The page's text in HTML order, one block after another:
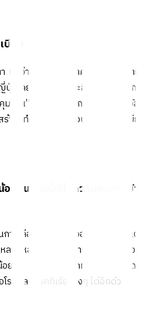
ยบ
นับว่าเป็นจุดเด่นสำคัญที่ทำให้หลายๆ
นเลยก็ว่าได้ เพราะสิ่งสำคัญของการ
โทน” ไม่ว่าจะเป็นการเลือกใช้สี วัสดุ
าง ทำให้ทุกมุมของบ้านดูเป็นระเบียบ
อยชิ้น ช่วยให้ทำความสะอาดบ้าน
ารเลือกใช้เฟอร์นิเจอร์น้อยชิ้น แต่มี
ลากหลาย แน่นอนว่าเมื่อมีเฟอร์นิเจอร์
ลง ทำให้สามารถทำความสะอาดได้
โรคและแบคทีเรียต่างๆ ได้อีกด้วย